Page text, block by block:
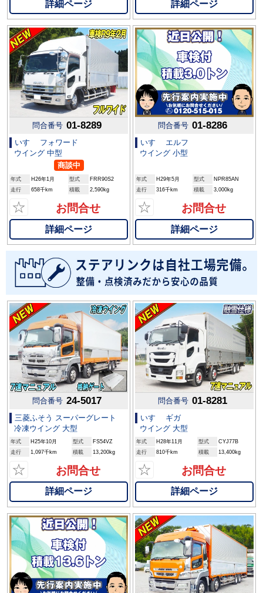
詳細ページ 詳細ページ
問合番号 01-8289
いすゞ フォワード
ウイング 中型
商談中
年式 H26年1月 型式
FRR90S2
走行
658千km 積載 2,590kg
☆ お問合せ
詳細ページ
問合番号 01-8286
いすゞ エルフ
ウイング 小型
年式 H29年5月 型式
NPR85AN
走行
316千km 積載 3,000kg
☆ お問合せ
詳細ページ
問合番号 24-5017
三菱ふそう スーパーグレート
冷凍ウイング 大型
年式 H25年10月 型式
FS54VZ
走行
1,097千km 積載 13,200kg
☆ お問合せ
詳細ページ
問合番号 01-8281
いすゞ ギガ
ウイング 大型
年式 H28年11月 型式
CYJ77B
走行
810千km 積載 13,400kg
☆ お問合せ
詳細ページ